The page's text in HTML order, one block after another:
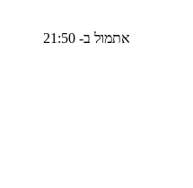
אתמול ב- 21:50